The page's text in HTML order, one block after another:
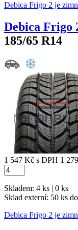
Debica Frigo 2 je
Debica Frigo
185/65 R14
1 547 Kč s DPH 1
Skladem: 4 ks | 0 ks
Sklad externí: 50 ks
Debica Frigo 2 je